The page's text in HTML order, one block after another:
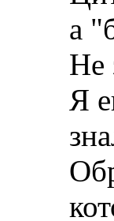
а
Не
Я